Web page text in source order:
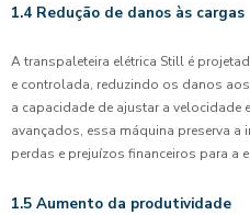
1.4 Redução de danos às cargas
A transpaleteira elétrica Still é
e controlada, reduzindo os danos
a capacidade de ajustar a velocidade
avançados, essa máquina preserva
perdas e prejuízos financeiros para a
1.5 Aumento da produtividade